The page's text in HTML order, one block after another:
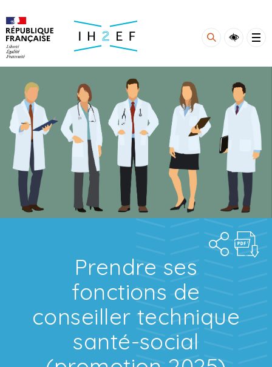
Prendre ses
fonctions de
conseiller technique
santé-social